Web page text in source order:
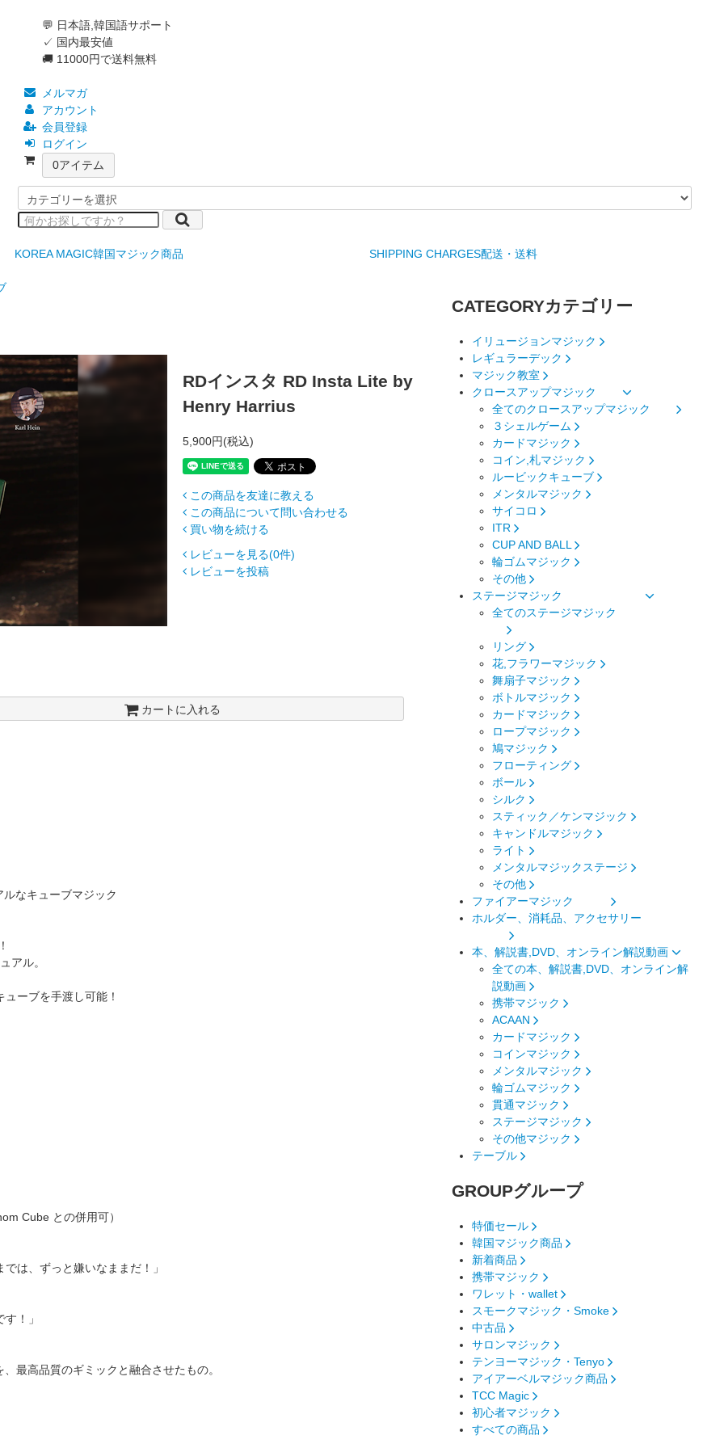
💬 日本語,韓国語サポート
✓ 国内最安値
🚚 11000円で送料無料
メルマガ
アカウント
会員登録
ログイン
0アイテム
KOREA MAGIC韓国マジック商品 SHIPPING CHARGES配送・送料
RDインスタ RD Insta Lite by
Henry Harrius
5,900円(税込)
この商品を友達に教える
この商品について問い合わせる
買い物を続ける
レビューを見る(0件)
レビューを投稿
カートに入れる
なキューブマジック
アル。
ーブを手渡し可能！
Cube との併用可）
は、ずっと嫌いなままだ！」
！」
最高品質のギミックと融合させたもの。
CATEGORYカテゴリー
イリュージョンマジック
レギュラーデック
マジック教室
クロースアップマジック
全てのクロースアップマジック
３シェルゲーム
カードマジック
コイン,札マジック
ルービックキューブ
メンタルマジック
サイコロ
ITR
CUP AND BALL
輪ゴムマジック
その他
ステージマジック
全てのステージマジック
リング
花,フラワーマジック
舞扇子マジック
ボトルマジック
カードマジック
ロープマジック
鳩マジック
フローティング
ボール
シルク
スティック／ケンマジック
キャンドルマジック
ライト
メンタルマジックステージ
その他
ファイアーマジック
ホルダー、消耗品、アクセサリー
本、解説書,DVD、オンライン解説動画
全ての本、解説書,DVD、オンライン解
説動画
携帯マジック
ACAAN
カードマジック
コインマジック
メンタルマジック
輪ゴムマジック
貫通マジック
ステージマジック
その他マジック
テーブル
GROUPグループ
特価セール
韓国マジック商品
新着商品
携帯マジック
ワレット・wallet
スモークマジック・Smoke
中古品
サロンマジック
テンヨーマジック・Tenyo
アイアーベルマジック商品
TCC Magic
初心者マジック
すべての商品